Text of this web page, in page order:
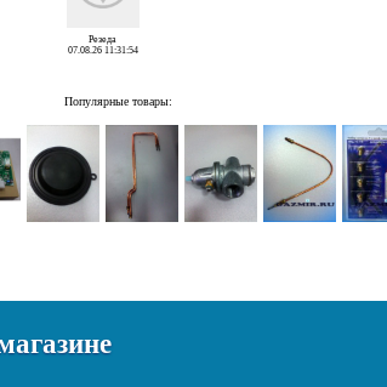
Резеда
07.08.26 11:31:54
Популярные товары: